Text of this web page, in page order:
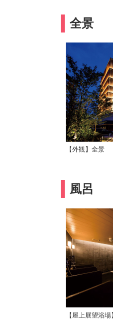
全景
【外観】全景
風呂
【屋上展望浴場